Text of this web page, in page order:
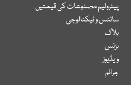
پیٹرولیم مصنوعات کی قیمتیں
سائنس و ٹیکنالوجی
بلاگ
بزنس
ویڈیوز
جرائم